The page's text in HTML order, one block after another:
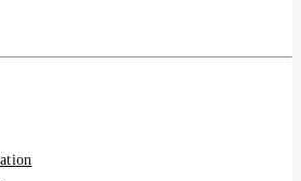
ที่ดิน SEOขาย